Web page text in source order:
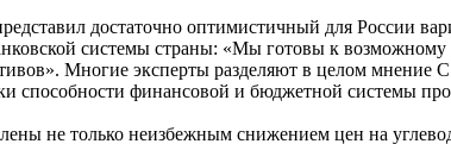
достаточно оптимистичный для России
системы страны: «Мы готовы к
Многие эксперты разделяют в целом мнение
финансовой и бюджетной системы
не только неизбежным снижением цен на